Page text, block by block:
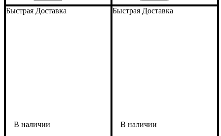
ширина, мм: 800
высота, мм: 1230
глубина, мм: 195 ширина, мм: 1155
высота, мм: 2100
глубина, мм: 440
Быстрая Доставка Быстрая Доставка